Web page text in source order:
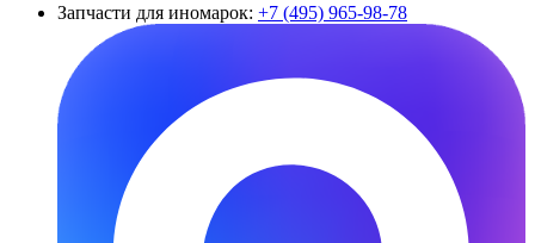
Запчасти для иномарок: +7 (495) 965-98-78